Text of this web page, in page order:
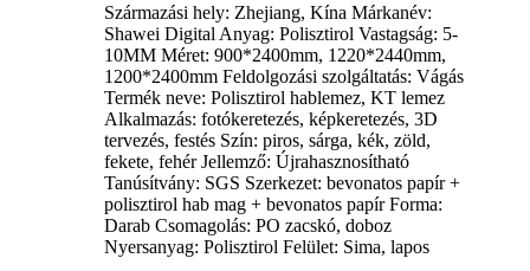
Származási hely: Zhejiang, Kína Márkanév:
Shawei Digital Anyag: Polisztirol Vastagság: 5-
10MM Méret: 900*2400mm, 1220*2440mm,
1200*2400mm Feldolgozási szolgáltatás: Vágás
Termék neve: Polisztirol hablemez, KT lemez
Alkalmazás: fotókeretezés, képkeretezés, 3D
tervezés, festés Szín: piros, sárga, kék, zöld,
fekete, fehér Jellemző: Újrahasznosítható
Tanúsítvány: SGS Szerkezet: bevonatos papír +
polisztirol hab mag + bevonatos papír Forma:
Darab Csomagolás: PO zacskó, doboz
Nyersanyag: Polisztirol Felület: Sima, lapos